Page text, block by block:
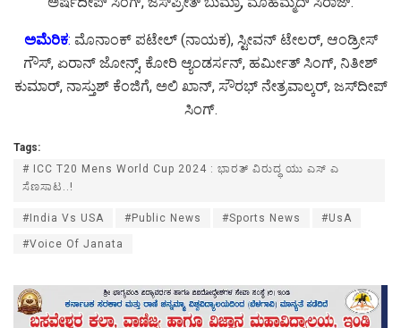
ಅಮೆರಿಕ: ಮೊನಾಂಕ್‌ ಪಟೇಲ್‌ (ನಾಯಕ), ಸ್ಟೀವನ್‌ ಟೇಲರ್‌, ಆಂಡ್ರೀಸ್‌
ಗೌಸ್‌, ಏರಾನ್‌ ಜೋನ್ಸ್‌, ಕೋರಿ ಆ್ಯಂಡರ್ಸನ್‌, ಹರ್ಮೀತ್‌ ಸಿಂಗ್‌, ನಿತೀಶ್‌
ಕುಮಾರ್‌, ನಾಸ್ತುಶ್‌ ಕೆಂಜಿಗೆ, ಅಲಿ ಖಾನ್‌, ಸೌರಭ್‌ ನೇತ್ರವಾಲ್ಕರ್‌, ಜಸ್‌ದೀಪ್‌
ಸಿಂಗ್‌.
Tags:
# ICC T20 Mens World Cup 2024 : ಭಾರತ್ ವಿರುದ್ಧ ಯು‌ ಎಸ್ ಎ
ಸೆಣಸಾಟ..!
#India Vs USA #Public News #Sports News #UsA
#Voice Of Janata